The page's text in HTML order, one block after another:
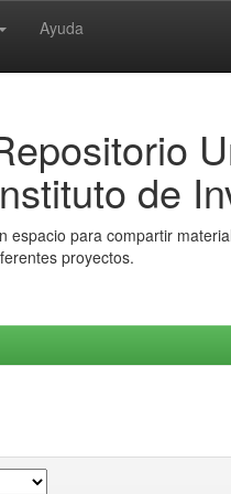
Ayuda
de
espacio para compartir
proyectos.